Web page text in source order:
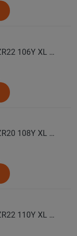
CONTINENTAL Автошина 285/35 ZR22 106Y XL FR SportContact 7 лето
CONTINENTAL Автошина 285/40 ZR20 108Y XL FR SportContact 7 лето
CONTINENTAL Автошина 285/40 ZR22 110Y XL FR SportContact 7 NC0 лето